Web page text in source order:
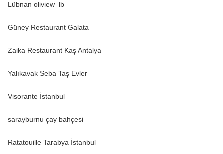
Lübnan oliview_lb
Güney Restaurant Galata
Zaika Restaurant Kaş Antalya
Yalıkavak Seba Taş Evler
Visorante İstanbul
sarayburnu çay bahçesi
Ratatouille Tarabya İstanbul